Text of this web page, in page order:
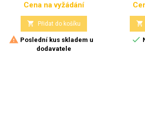
Cena
Cena na vyžádání
 Přidat do košíku
 Poslední kus skladem u
dodavatele

